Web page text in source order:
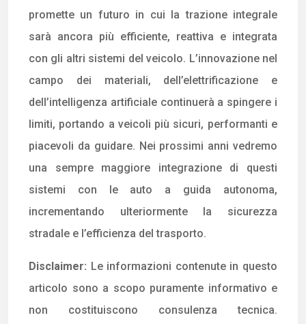
promette un futuro in cui la trazione integrale
sarà ancora più efficiente, reattiva e integrata
con gli altri sistemi del veicolo. L’innovazione nel
campo dei materiali, dell’elettrificazione e
dell’intelligenza artificiale continuerà a spingere i
limiti, portando a veicoli più sicuri, performanti e
piacevoli da guidare. Nei prossimi anni vedremo
una sempre maggiore integrazione di questi
sistemi con le auto a guida autonoma,
incrementando ulteriormente la sicurezza
stradale e l’efficienza del trasporto.
Disclaimer: Le informazioni contenute in questo
articolo sono a scopo puramente informativo e
non costituiscono consulenza tecnica.